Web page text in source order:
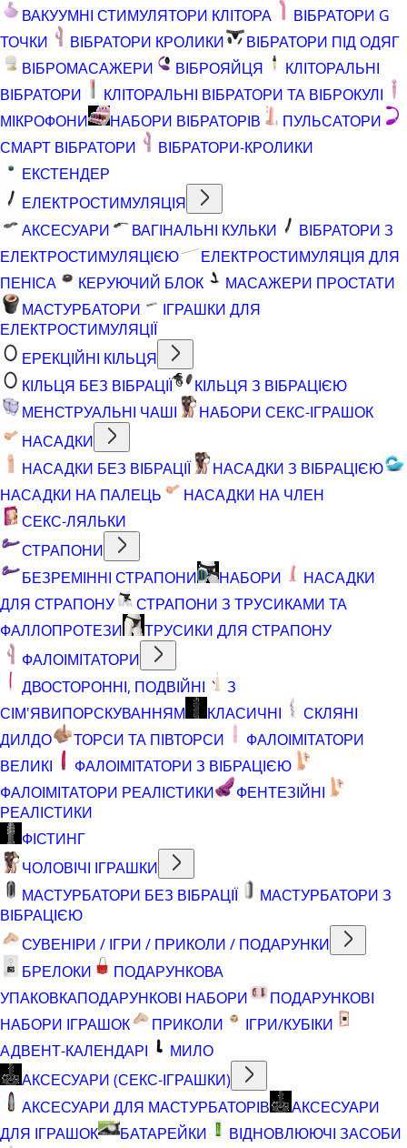
ВАКУУМНІ СТИМУЛЯТОРИ КЛІТОРА
ВІБРАТОРИ G
ТОЧКИ
ВІБРАТОРИ КРОЛИКИ
ВІБРАТОРИ ПІД ОДЯГ
ВІБРОМАСАЖЕРИ
ВІБРОЯЙЦЯ
КЛІТОРАЛЬНІ
ВІБРАТОРИ
КЛІТОРАЛЬНІ ВІБРАТОРИ ТА ВІБРОКУЛІ
МІКРОФОНИ
НАБОРИ ВІБРАТОРІВ
ПУЛЬСАТОРИ
СМАРТ ВІБРАТОРИ
ВІБРАТОРИ-КРОЛИКИ
ЕКСТЕНДЕР
ЕЛЕКТРОСТИМУЛЯЦІЯ
АКСЕСУАРИ
ВАГІНАЛЬНІ КУЛЬКИ
ВІБРАТОРИ З
ЕЛЕКТРОСТИМУЛЯЦІЄЮ
ЕЛЕКТРОСТИМУЛЯЦІЯ ДЛЯ
ПЕНІСА
КЕРУЮЧИЙ БЛОК
МАСАЖЕРИ ПРОСТАТИ
МАСТУРБАТОРИ
ІГРАШКИ ДЛЯ
ЕЛЕКТРОСТИМУЛЯЦІЇ
ЕРЕКЦІЙНІ КІЛЬЦЯ
КІЛЬЦЯ БЕЗ ВІБРАЦІЇ
КІЛЬЦЯ З ВІБРАЦІЄЮ
МЕНСТРУАЛЬНІ ЧАШІ
НАБОРИ СЕКС-ІГРАШОК
НАСАДКИ
НАСАДКИ БЕЗ ВІБРАЦІЇ
НАСАДКИ З ВІБРАЦІЄЮ
НАСАДКИ НА ПАЛЕЦЬ
НАСАДКИ НА ЧЛЕН
СЕКС-ЛЯЛЬКИ
СТРАПОНИ
БЕЗРЕМІННІ СТРАПОНИ
НАБОРИ
НАСАДКИ
ДЛЯ СТРАПОНУ
СТРАПОНИ З ТРУСИКАМИ ТА
ФАЛЛОПРОТЕЗИ
ТРУСИКИ ДЛЯ СТРАПОНУ
ФАЛОІМІТАТОРИ
ДВОСТОРОННІ, ПОДВІЙНІ
З
СІМ'ЯВИПОРСКУВАННЯМ
КЛАСИЧНІ
СКЛЯНІ
ДИЛДО
ТОРСИ ТА ПІВТОРСИ
ФАЛОІМІТАТОРИ
ВЕЛИКІ
ФАЛОІМІТАТОРИ З ВІБРАЦІЄЮ
ФАЛОІМІТАТОРИ РЕАЛІСТИКИ
ФЕНТЕЗІЙНІ
РЕАЛІСТИКИ
ФІСТИНГ
ЧОЛОВІЧІ ІГРАШКИ
МАСТУРБАТОРИ БЕЗ ВІБРАЦІЇ
МАСТУРБАТОРИ З
ВІБРАЦІЄЮ
СУВЕНІРИ / ІГРИ / ПРИКОЛИ / ПОДАРУНКИ
БРЕЛОКИ
ПОДАРУНКОВА
УПАКОВКАПОДАРУНКОВІ НАБОРИ
ПОДАРУНКОВІ
НАБОРИ ІГРАШОК
ПРИКОЛИ
ІГРИ/КУБІКИ
АДВЕНТ-КАЛЕНДАРІ
МИЛО
АКСЕСУАРИ (СЕКС-ІГРАШКИ)
АКСЕСУАРИ ДЛЯ МАСТУРБАТОРІВ
АКСЕСУАРИ
ДЛЯ ІГРАШОК
БАТАРЕЙКИ
ВІДНОВЛЮЮЧІ ЗАСОБИ